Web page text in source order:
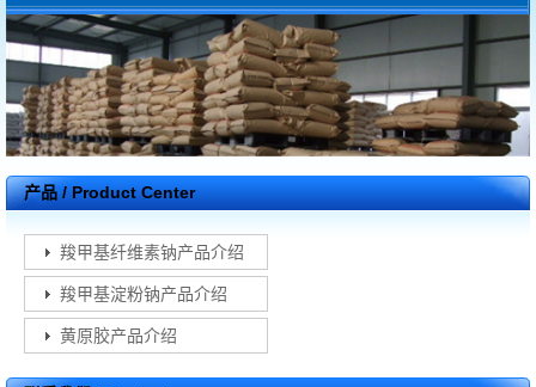
产品 / Product Center
羧甲基纤维素钠产品介绍
羧甲基淀粉钠产品介绍
黄原胶产品介绍